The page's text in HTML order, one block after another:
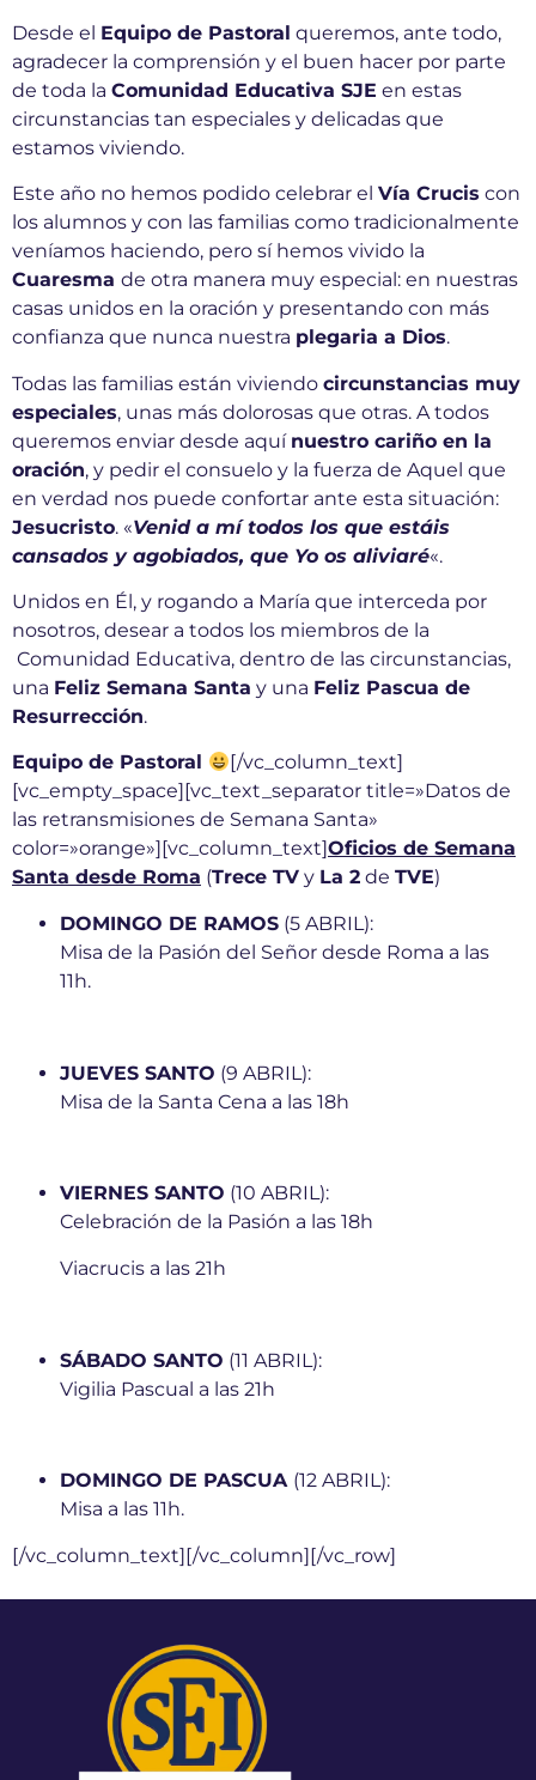
Desde el Equipo de Pastoral queremos, ante todo,
agradecer la comprensión y el buen hacer por parte
de toda la Comunidad Educativa SJE en estas
circunstancias tan especiales y delicadas que
estamos viviendo.
Este año no hemos podido celebrar el Vía Crucis con
los alumnos y con las familias como tradicionalmente
veníamos haciendo, pero sí hemos vivido la
Cuaresma de otra manera muy especial: en nuestras
casas unidos en la oración y presentando con más
confianza que nunca nuestra plegaria a Dios.
Todas las familias están viviendo circunstancias muy
especiales, unas más dolorosas que otras. A todos
queremos enviar desde aquí nuestro cariño en la
oración, y pedir el consuelo y la fuerza de Aquel que
en verdad nos puede confortar ante esta situación:
Jesucristo. «Venid a mí todos los que estáis
cansados y agobiados, que Yo os aliviaré«.
Unidos en Él, y rogando a María que interceda por
nosotros, desear a todos los miembros de la
Comunidad Educativa, dentro de las circunstancias,
una Feliz Semana Santa y una Feliz Pascua de
Resurrección.
Equipo de Pastoral
[/vc_column_text]
[vc_empty_space][vc_text_separator title=»Datos de
las retransmisiones de Semana Santa»
color=»orange»][vc_column_text]Oficios de Semana
Santa desde Roma (Trece TV y La 2 de TVE)
DOMINGO DE RAMOS (5 ABRIL):
Misa de la Pasión del Señor desde Roma a las
11h.
JUEVES SANTO (9 ABRIL):
Misa de la Santa Cena a las 18h
VIERNES SANTO (10 ABRIL):
Celebración de la Pasión a las 18h
Viacrucis a las 21h
SÁBADO SANTO (11 ABRIL):
Vigilia Pascual a las 21h
DOMINGO DE PASCUA (12 ABRIL):
Misa a las 11h.
[/vc_column_text][/vc_column][/vc_row]